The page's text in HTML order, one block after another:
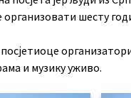
организовати шесту
и музику уживо.